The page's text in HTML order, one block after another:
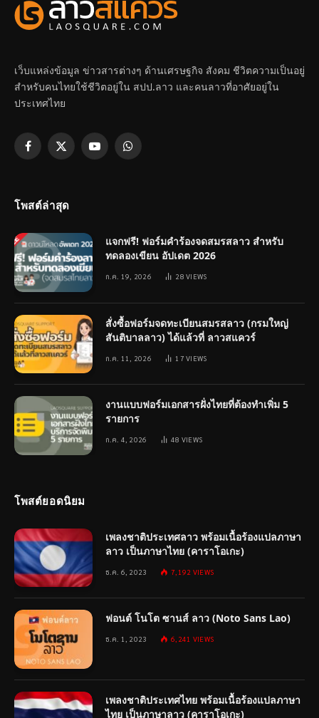
เว็บแหล่งข้อมูล ข่าวสารต่างๆ ด้านเศรษฐกิจ สังคม ชีวิตความเป็นอยู่
สำหรับคนไทยใช้ชีวิตอยู่ใน สปป.ลาว และคนลาวที่อาศัยอยู่ใน
ประเทศไทย
Facebook
X
YouTubeWhatsApp
โพสต์ล่าสุด
แจกฟรี! ฟอร์มคำร้องจดสมรสลาว สำหรับ
ทดลองเขียน อัปเดต 2026
ก.ค. 19, 2026 28VIEWS
สั่งซื้อฟอร์มจดทะเบียนสมรสลาว (กรมใหญ่
สันติบาลลาว) ได้แล้วที่ ลาวสแควร์
ก.ค. 11, 2026 17VIEWS
งานแบบฟอร์มเอกสารฝั่งไทยที่ต้องทำเพิ่ม 5
รายการ
ก.ค. 4, 2026 48 VIEWS
โพสต์ยอดนิยม
เพลงชาติประเทศลาว พร้อมเนื้อร้องแปลภาษา
ลาว เป็นภาษาไทย (คาราโอเกะ)
ธ.ค. 6, 2023 7,192 VIEWS
ฟอนต์ โนโต ซานส์ ลาว (Noto Sans Lao)
ธ.ค. 1, 2023 6,241 VIEWS
เพลงชาติประเทศไทย พร้อมเนื้อร้องแปลภาษา
ไทย เป็นภาษาลาว (คาราโอเกะ)